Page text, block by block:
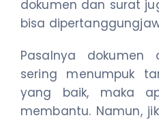
dokumen dan surat
bisa
Pasalnya
sering menumpuk
yang baik, maka
membantu. Namun,